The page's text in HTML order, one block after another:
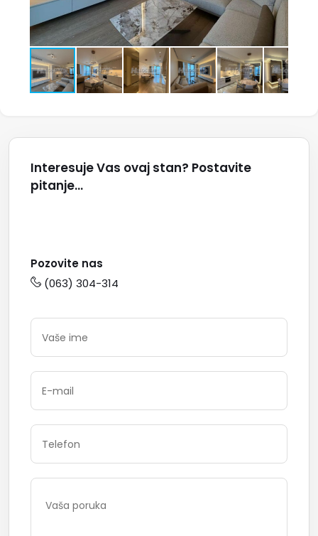
Interesuje Vas ovaj stan? Postavite
pitanje...
Pozovite nas
(063) 304-314